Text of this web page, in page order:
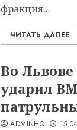
фракция...
ЧИТАТЬ ДАЛЕЕ
Во
ударил
ADMINHQ